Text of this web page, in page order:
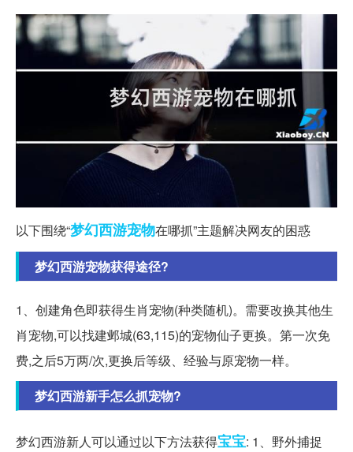
以下围绕“梦幻西游宠物在哪抓”主题解决网友的困惑
梦幻西游宠物获得途径?
1、创建角色即获得生肖宠物(种类随机)。需要改换其他生
肖宠物,可以找建邺城(63,115)的宠物仙子更换。第一次免
费,之后5万两/次,更换后等级、经验与原宠物一样。
梦幻西游新手怎么抓宠物?
梦幻西游新人可以通过以下方法获得宝宝: 1、野外捕捉